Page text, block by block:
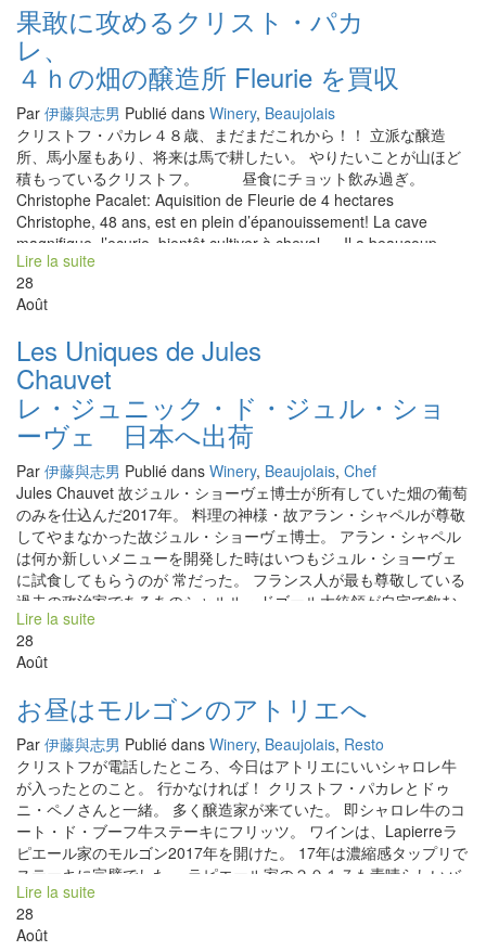
のカツミが来た時に食べるようにとってあるんだ』と、レイモン
が言う。 美味しいチーズや、アンチョビの缶詰など、ビストロ用
のこだわり食材の卸業もやっている。 流石のオランダ商人。
南仏の醸造家達に愛されて、たまり場のようになっている。あの
ル・タン・デ・スリーズのアクセルも よくやって来る。 私も南に
居る時は、時間が許すかぎり寄ることにしている。 テラスにテー
ブルがあり川と美しい景色を見ながら、時間が止まったようなひ
と時を過ごすことができる夢の世界。 ここでも、私が知
らないワインが時々出てくる。 今日も驚きのトビッキリ美味しい
ワインを発見！！ 微発泡のロゼワイン。 な・な・んて美味しいん
だろう。 こんなワインに巡り会うなんて，来てよかった。 近々、
日本の皆さんに送り届けます。 Un village mignon,
Roquebrun en Haut Languedoc Passant St Chignan et
Faugère,dans la montagne plus profonde, on arrive à un beau
hollandais de grand taille 2m s’y installe. Il s’appelle Raymond.
Lorsqu’il était jeune, il avait travaillé comme stagiaire chez Marcel
Lapierre. Longtemps il avait géré avec Christophe Pacalet un
restaurant dans une petite île de l’Océan Pacifique. Maintenant il
est à Roquebrun et un propriétaire de Saint Martin, bistro-
magasin Vin Nature. Pendant quelques […]
果敢に攻めるクリスト・パカ
レ
４ｈの畑の醸造所 Fleurie を買収
Par 伊藤與志男 Publié dans Winery, Beaujolais
クリストフ・パカレ４８歳、まだまだこれから！！ 立派な醸造
所、馬小屋もあり、将来は馬で耕したい。 やりたいことが山ほど
積もっているクリストフ。 昼食にチョット飲み過ぎ。
Christophe Pacalet: Aquisition de Fleurie de 4 hectares
Christophe, 48 ans, est en plein d’épanouissement! La cave
magnifique, l’ecurie, bientôt cultiver à cheval…. Il a beaucoup
d’idées pour l’avenir. A midi, on a un peu trop bu ….?
Lire la suite
28
Août
Les Uniques de Jules
レ・ジュニック・ド・ジュル・ショ
ーヴェ 日本へ出荷
Par 伊藤與志男 Publié dans Winery, Beaujolais, Chef
Jules Chauvet 故ジュル・ショーヴェ博士が所有していた畑の葡萄
のみを仕込んだ2017年。 料理の神様・故アラン・シャペルが尊敬
してやまなかった故ジュル・ショーヴェ博士。 アラン・シャペル
は何か新しいメニューを開発した時はいつもジュル・ショーヴェ
に試食してもらうのが 常だった。 フランス人が最も尊敬している
過去の政治家であるあのシャルル・ドゴール大統領が自宅で飲む
ワインは、このジュル・ショーヴェ博士が造ったワインだった。
そんなワインを復活させたのがこれです！ ジュル・ショーヴェ➡
マルセル・ラピエール➡クリストフ・パカレ 脈々と引き継がれた
造った一本です。 今日、パレットに詰めて、日本に向けて出荷さ
Jules Chauvet vont au Japon Le vin est fait en 2017 uniquement
avec les raisins de la parcelle de feu docteur-biochimiste Jules
Chauvet. Alain Chapelle, dieu de cuisine, l’appréciait
énormément. Lorsqu’il avait exploité un nouveau plat, c’était
d’abord Jules Chauvet qui l’avait dégusté. Le Président Charles
De Gaulle, personnage préférée des Français,avait souvent
dégustait le vin de Jules Chauvet à la maison.Il l’avait adoré !!
Renaissance du Vin de Jules Chauvet: Les Uniques de Jules
Chauvet. Avec une méthode de Vin Nature traditionnelle et
Lire la suite
28
Août
お昼はモルゴンのアトリエへ
Par 伊藤與志男 Publié dans Winery, Beaujolais, Resto
クリストフが電話したところ、今日はアトリエにいいシャロレ牛
が入ったとのこと。 行かなければ！ クリストフ・パカレとドゥ
ニ・ペノさんと一緒。 多く醸造家が来ていた。 即シャロレ牛のコ
ート・ド・ブーフ牛ステーキにフリッツ。 ワインは、Lapierreラ
ピエール家のモルゴン2017年を開けた。 17年は濃縮感タップリで
ステーキに完璧でした。 ラピエール家の２０１７も素晴らしいバ
ランス、タンニンも細かく流石に元祖自然派のラピエールです。
Lire la suite
28
Août